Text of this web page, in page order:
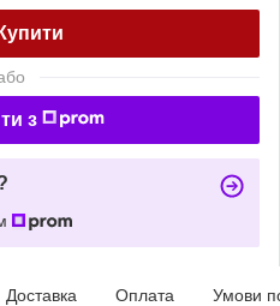
Купити
з
Доставка Оплата Умови